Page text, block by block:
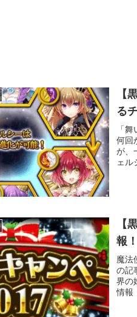
【
る
「
何回
が、
ェル
【
報！
魔法
の記
界の
情報